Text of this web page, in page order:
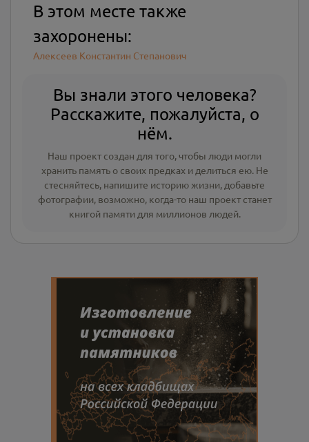
В этом месте также
захоронены:
Алексеев Константин Степанович
Вы знали этого человека?
Расскажите, пожалуйста, о
нём.
Наш проект создан для того, чтобы люди могли
хранить память о своих предках и делиться ею. Не
стесняйтесь, напишите историю жизни, добавьте
фотографии, возможно, когда-то наш проект станет
книгой памяти для миллионов людей.